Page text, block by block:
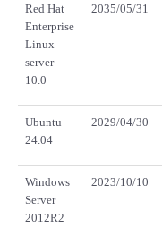
Red Hat
Enterprise
Linux
server
10.0
2035/05/31
Ubuntu
24.04
2029/04/30
Windows
Server
2012R2
2023/10/10